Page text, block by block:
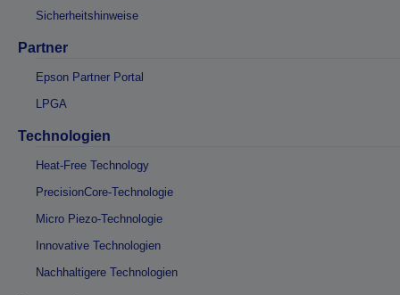
Sicherheitshinweise
Partner
Epson Partner Portal
LPGA
Technologien
Heat-Free Technology
PrecisionCore-Technologie
Micro Piezo-Technologie
Innovative Technologien
Nachhaltigere Technologien